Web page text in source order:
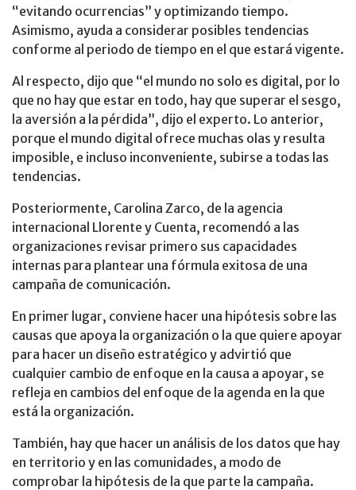
“evitando ocurrencias” y optimizando tiempo.
Asimismo, ayuda a considerar posibles tendencias
conforme al periodo de tiempo en el que estará vigente.
Al respecto, dijo que “el mundo no solo es digital, por lo
que no hay que estar en todo, hay que superar el sesgo,
la aversión a la pérdida”, dijo el experto. Lo anterior,
porque el mundo digital ofrece muchas olas y resulta
imposible, e incluso inconveniente, subirse a todas las
tendencias.
Posteriormente, Carolina Zarco, de la agencia
internacional Llorente y Cuenta, recomendó a las
organizaciones revisar primero sus capacidades
internas para plantear una fórmula exitosa de una
campaña de comunicación.
En primer lugar, conviene hacer una hipótesis sobre las
causas que apoya la organización o la que quiere apoyar
para hacer un diseño estratégico y advirtió que
cualquier cambio de enfoque en la causa a apoyar, se
refleja en cambios del enfoque de la agenda en la que
está la organización.
También, hay que hacer un análisis de los datos que hay
en territorio y en las comunidades, a modo de
comprobar la hipótesis de la que parte la campaña.